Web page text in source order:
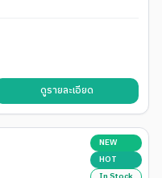
ดูรายละเอียด
NEW
HOT